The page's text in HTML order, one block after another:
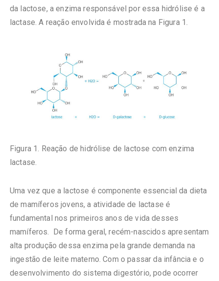
da lactose, a enzima responsável por essa hidrólise é a
lactase. A reação envolvida é mostrada na Figura 1.
Figura 1. Reação de hidrólise de lactose com enzima
lactase.
Uma vez que a lactose é componente essencial da dieta
de mamíferos jovens, a atividade de lactase é
fundamental nos primeiros anos de vida desses
mamíferos. De forma geral, recém-nascidos apresentam
alta produção dessa enzima pela grande demanda na
ingestão de leite materno. Com o passar da infância e o
desenvolvimento do sistema digestório, pode ocorrer